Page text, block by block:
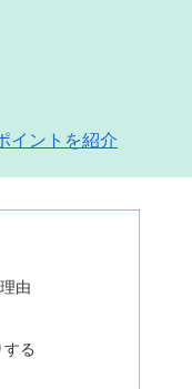
イントを紹介
由
る